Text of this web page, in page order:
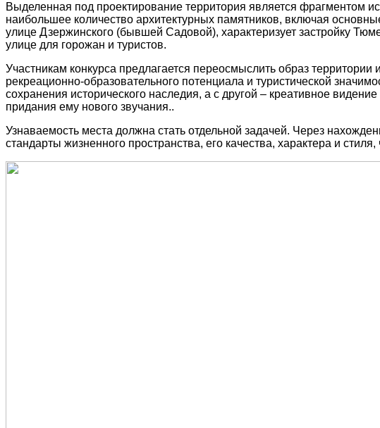
Выделенная под проектирование территория является фрагментом
наибольшее количество архитектурных памятников, включая
улице Дзержинского (бывшей Садовой), характеризует застройку
улице для горожан и туристов.
Участникам конкурса предлагается переосмыслить образ
рекреационно-образовательного потенциала и туристической
сохранения исторического наследия, а с другой – креативное
придания ему нового звучания..
Узнаваемость места должна стать отдельной задачей. Через
стандарты жизненного пространства, его качества, характера и